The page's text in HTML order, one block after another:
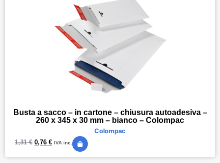
Busta a sacco – in cartone – chiusura autoadesiva –
260 x 345 x 30 mm – bianco – Colompac
Colompac
1,31€ 0,76 € IVA inc.